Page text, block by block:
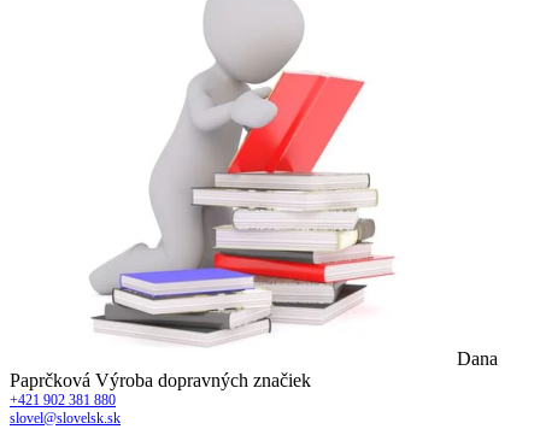
Dana
Paprčková Výroba dopravných značiek
+421 902 381 880
slovel@slovelsk.sk